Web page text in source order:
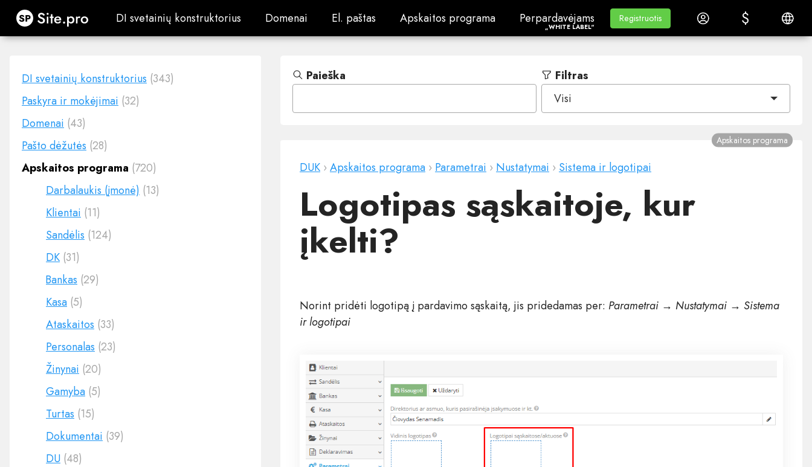
Site.pro DI svetainių konstruktorius
DI svetainių konstruktorius Domenai
Domenai El. paštas
El. paštas Apskaitos programa
Apskaitos programa Perpardavėjams„White Label“
Perpardavėjams
„WHITE LABEL“
Mokymasis
Mokymasis
Registruotis
Registruotis Prisijungti $
$ Lietuvių
DI svetainių konstruktorius (343)
Paskyra ir mokėjimai (32)
Domenai (43)
Pašto dėžutės (28)
Apskaitos programa (720)
Darbalaukis (įmonė) (13)
Klientai (11)
Sandėlis (124)
DK (31)
Bankas (29)
Kasa (5)
Ataskaitos (33)
Personalas (23)
Žinynai (20)
Gamyba (5)
Turtas (15)
Dokumentai (39)
DU (48)
Paieška
Filtras
Visi
DUK ›Apskaitos programa › Parametrai › Nustatymai › Sistema ir logotipai
Apskaitos programa
Logotipas sąskaitoje, kur
įkelti?
Norint pridėti logotipą į pardavimo sąskaitą, jis pridedamas per: Parametrai → Nustatymai → Sistema
ir logotipai